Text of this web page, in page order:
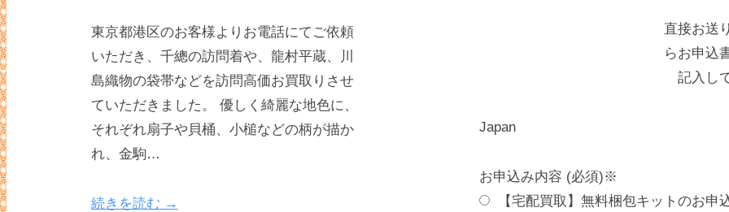
東京都港区のお客様よりお電話にてご依頼
いただき、千總の訪問着や、龍村平蔵、川
島織物の袋帯などを訪問高価お買取りさせ
ていただきました。 優しく綺麗な地色に、
それぞれ扇子や貝桶、小槌などの柄が描か
れ、金駒…
続きを読む →
直接お送
らお申込
記入し
Japan
お申込み内容 (必須)※
【宅配買取】無料梱包キットのお申